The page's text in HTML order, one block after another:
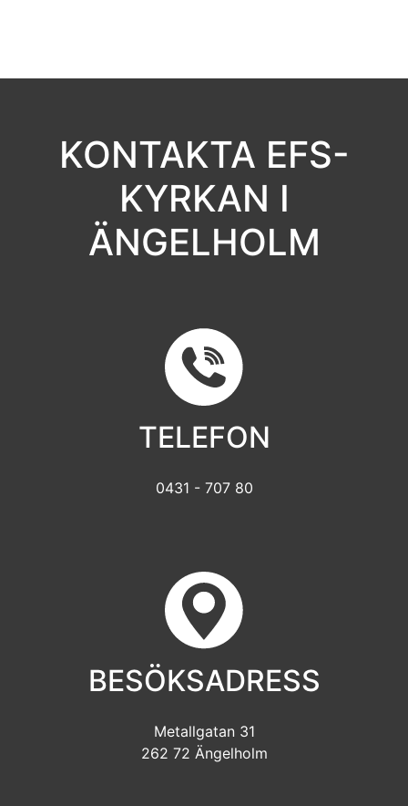
KONTAKTA EFS-
KYRKAN I
ÄNGELHOLM
TELEFON
0431 - 707 80
BESÖKSADRESS
Metallgatan 31
262 72 Ängelholm